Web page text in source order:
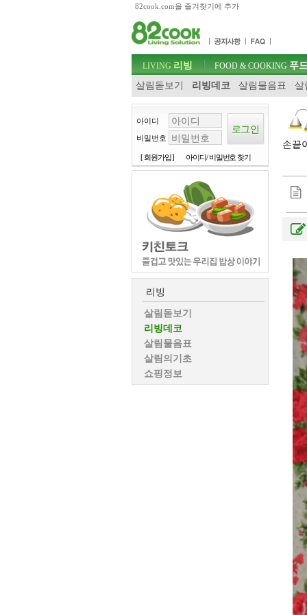
82cook.com을 즐겨찾기에 추가
주메뉴 바로가기
컨텐츠 바로가기
검색 바로가기
로그인 바로가기
주메뉴
LIVING 리빙
살림돋보기
리빙데코 살림물음표 살
FOOD & COOKING 푸
아이디
비밀번호
[ 회원가입 ] 아이디/ 비밀번호 찾기
리빙
살림돋보기
리빙데코
살림물음표
살림의기초
쇼핑정보
손끝